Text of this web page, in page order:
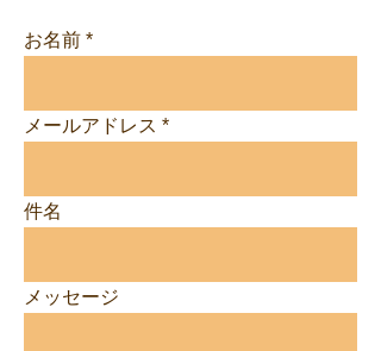
お名前
メールアドレス
件名
メッセージ